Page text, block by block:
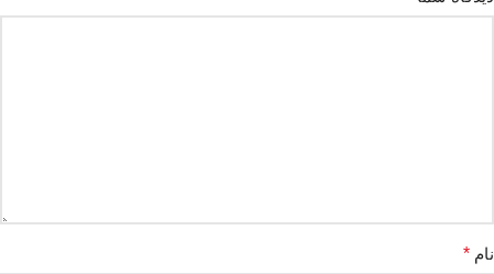
نام *